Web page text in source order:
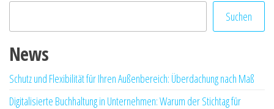
Suchen
News
Schutz und Flexibilität für Ihren Außenbereich: Überdachung nach Maß
Digitalisierte Buchhaltung in Unternehmen: Warum der Stichtag für